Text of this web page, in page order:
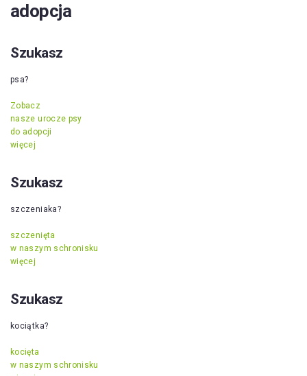
adopcja
Szukasz
psa?
Zobacz
nasze urocze psy
do adopcji
więcej
Szukasz
szczeniaka?
szczenięta
w naszym schronisku
więcej
Szukasz
kociątka?
kocięta
w naszym schronisku